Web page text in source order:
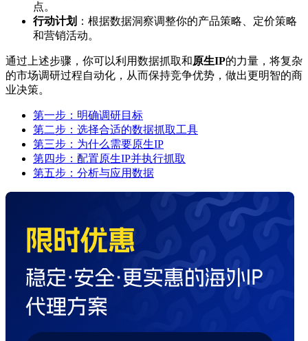
点。
行动计划 ：根据数据洞察调整你的产品策略、定价策略
和营销活动。
通过上述步骤，你可以利用数据抓取和原生IP的力量，将复杂
的市场调研过程自动化，从而保持竞争优势，做出更明智的商
业决策。
第一步：明确调研目标
第二步：选择合适的数据抓取工具
第三步：为什么需要原生IP
第四步：配置原生IP并执行抓取
第五步：分析与应用数据